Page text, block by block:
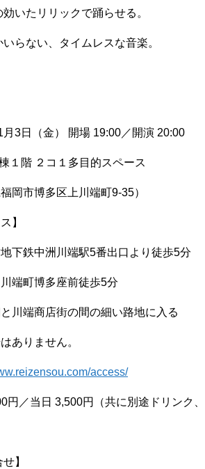
いたリリックで踊らせる。
らない、タイムレスな音楽。
3日（金） 開場 19:00／開演 20:00
１階 ２コ１多目的スペース
福岡市博多区上川端町9-35）
】
下鉄中洲川端駅5番出口より徒歩5分
端町博多座前徒歩5分
川端商店街の間の細い路地に入る
ありません。
access/
円／当日 3,500円（共に別途ドリンク
】